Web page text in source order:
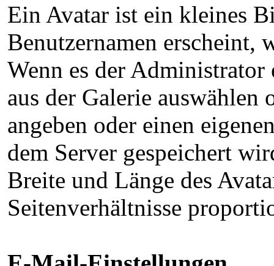
Ein Avatar ist ein kleines
Benutzernamen erscheint,
Wenn es der
aus der Galerie
angeben oder einen
dem Server gespeichert
Breite und Länge des
Seitenverhältnisse